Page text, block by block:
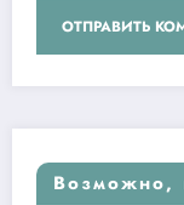
Возможно,